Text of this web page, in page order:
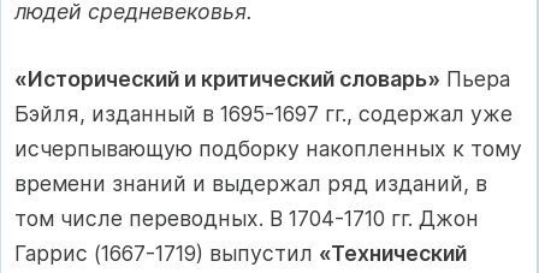
людей средневековья.
«Исторический и критический словарь» Пьера
Бэйля, изданный в 1695-1697 гг., содержал уже
исчерпывающую подборку накопленных к тому
времени знаний и выдержал ряд изданий, в
том числе переводных. В 1704-1710 гг. Джон
Гаррис (1667-1719) выпустил «Технический